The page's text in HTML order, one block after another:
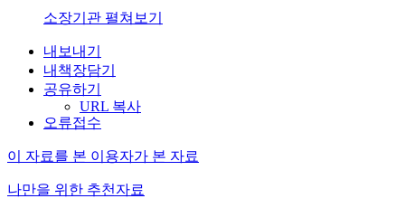
소장기관 펼쳐보기
내보내기
내책장담기
공유하기
URL 복사
오류접수
이 자료를 본 이용자가 본 자료
나만을 위한 추천자료